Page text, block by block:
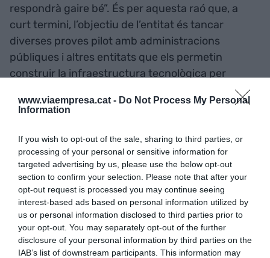
www.viaempresa.cat - Do Not Process My Personal
Information
If you wish to opt-out of the sale, sharing to third parties, or
processing of your personal or sensitive information for
targeted advertising by us, please use the below opt-out
section to confirm your selection. Please note that after your
opt-out request is processed you may continue seeing
interest-based ads based on personal information utilized by
us or personal information disclosed to third parties prior to
your opt-out. You may separately opt-out of the further
disclosure of your personal information by third parties on the
IAB’s list of downstream participants. This information may
respondrà gaire bé”. És per aquesta raó que, a
curt termini, l’objectiu de l’entitat és tancar
diverses proves pilot amb administracions
públiques i altres entitats que els permetin
construir la infraestructura tecnològica per
característiques hem d’implementar”.
Amb tot, Counter View no vol limitar-se
únicament a la certesa o falsedat dels continguts,
ja que els seus impulsors tenen clar que els
biaixos juguen un paper clau en el disseny i
difusió de notícies falses. En aquest sentit, la
solució treballa actualment amb els criteris de
l’agència externaMedia Bias Fact Check, que
atorga un posicionament polític a cada capçalera,